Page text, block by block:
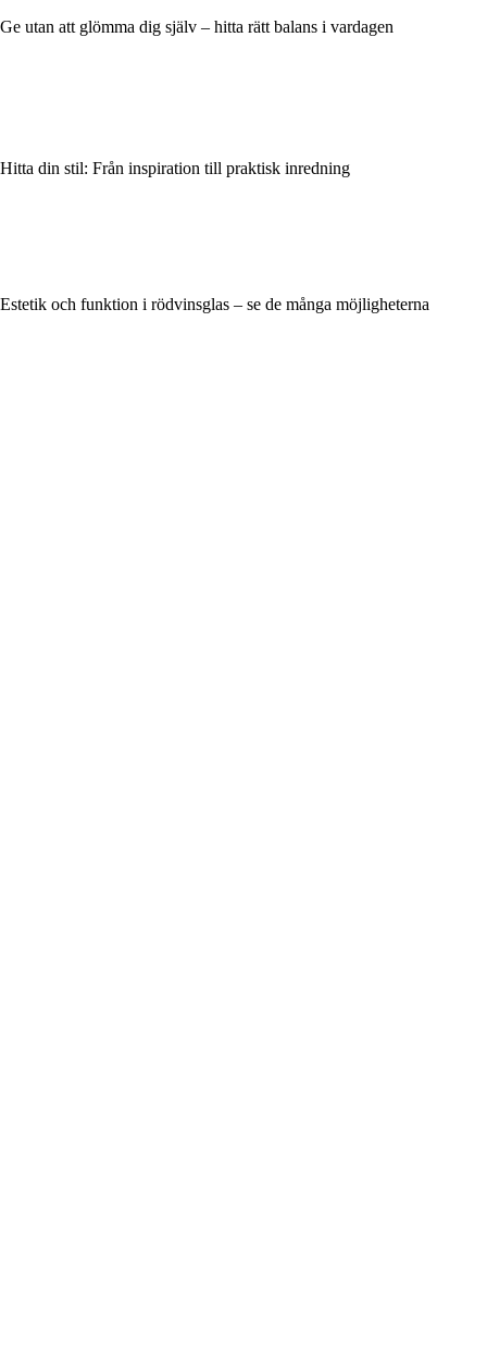
Ge utan att glömma dig själv – hitta rätt balans i vardagen
Hitta din stil: Från inspiration till praktisk inredning
Estetik och funktion i rödvinsglas – se de många möjligheterna